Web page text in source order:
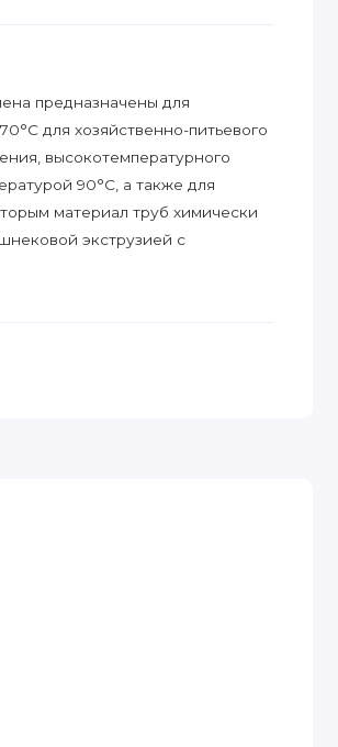
предназначены для
для хозяйственно-питьевого
высокотемпературного
90°С, а также для
материал труб химически
экструзией с